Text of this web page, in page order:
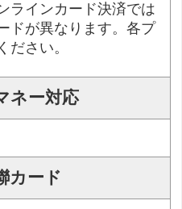
ラインカード決済では
ドが異なります。各プ
ださい。
ネー対応
カード